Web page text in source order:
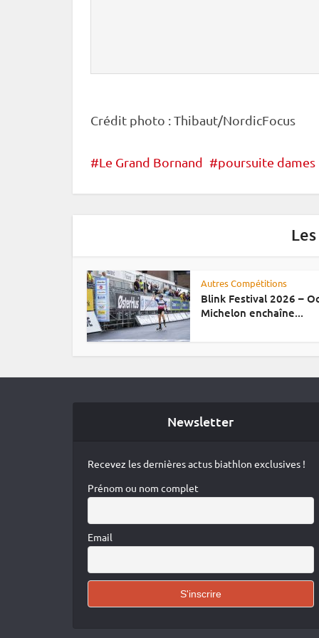
Crédit photo : Thibaut/NordicFocus
Le Grand Bornand poursuite dames
Autres Compétitions
Blink Festival 2026 –
Michelon enchaîne...
Newsletter
Recevez les dernières actus biathlon exclusives !
Prénom ou nom complet
Email